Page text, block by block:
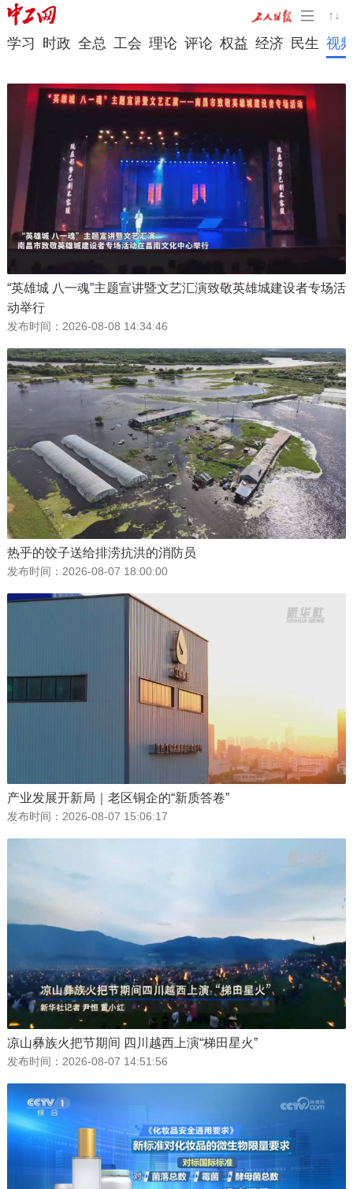
学习 时政 全总 工会 理论 评论 权益 经济 民生 视
“英雄城 八一魂”主题宣讲暨文艺汇演致敬英雄城建设者专场活
动举行
发布时间： 2026-08-08 14:34:46
热乎的饺子送给排涝抗洪的消防员
发布时间： 2026-08-07 18:00:00
产业发展开新局｜老区铜企的“新质答卷”
发布时间： 2026-08-07 15:06:17
凉山彝族火把节期间 四川越西上演“梯田星火”
发布时间： 2026-08-07 14:51:56